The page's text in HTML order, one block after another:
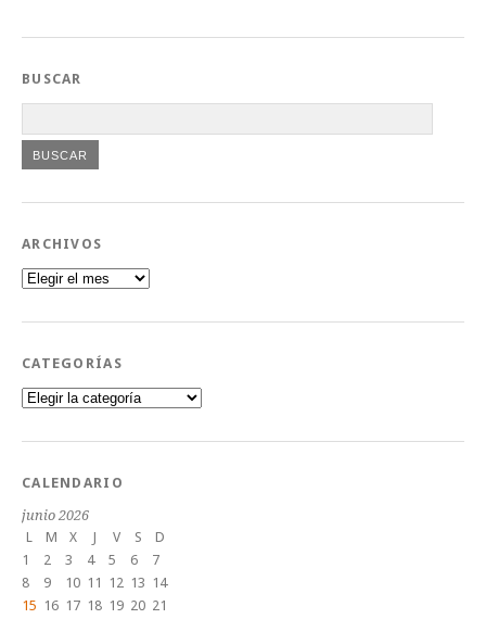
BUSCAR
ARCHIVOS
Archivos
CATEGORÍAS
Categorías
CALENDARIO
junio 2026
L
M X J V S
D
1
2 3 4 5 6
7
8
9 10 11 12 13 14
15 16 17 18 19 20 21